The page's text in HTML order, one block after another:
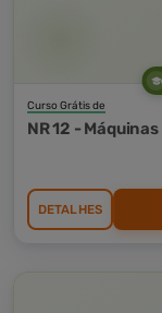
Curso Grátis de
NR 12 -
DETALHES